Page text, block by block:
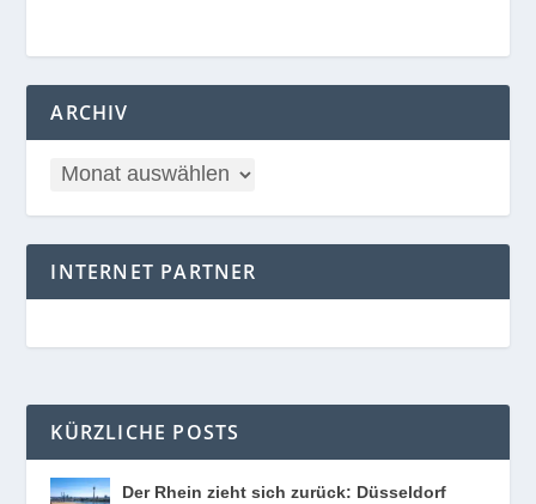
ARCHIV
INTERNET PARTNER
KÜRZLICHE POSTS
Der Rhein zieht sich zurück: Düsseldorf